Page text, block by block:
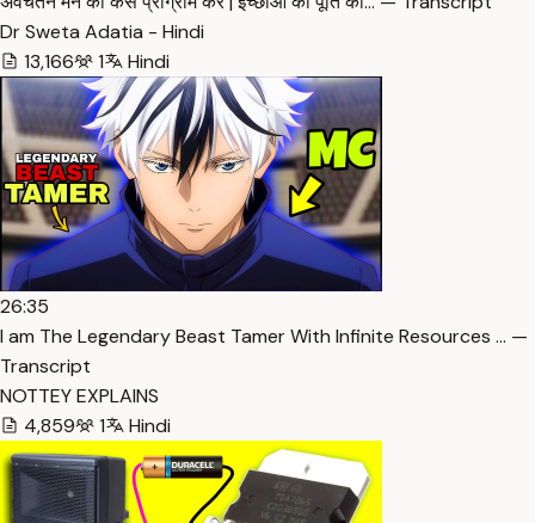
Dr Sweta Adatia - Hindi
13,166
1 Hindi
26:35
I am The Legendary Beast Tamer With Infinite Resources … —
Transcript
NOTTEY EXPLAINS
4,859
1 Hindi